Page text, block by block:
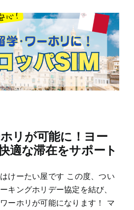
リが可能に！ヨー
適な滞在をサポート
けーたい屋です この度、つい
キングホリデー協定を結び、
ーホリが可能になります！ マ